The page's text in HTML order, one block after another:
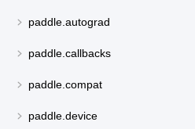
paddle.autograd
paddle.callbacks
paddle.compat
paddle.device